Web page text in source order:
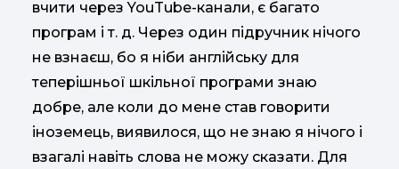
вчити через YouTube-канали, є багато
програм і т. д. Через один підручник нічого
не взнаєш, бо я ніби англійську для
теперішньої шкільної програми знаю
добре, але коли до мене став говорити
іноземець, виявилося, що не знаю я нічого і
взагалі навіть слова не можу сказати. Для